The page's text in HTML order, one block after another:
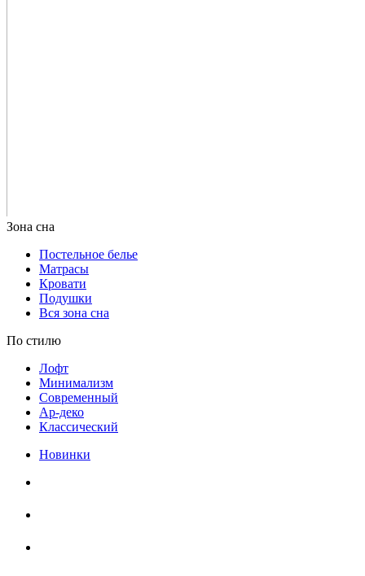
Постельное белье
Матрасы
Кровати
Подушки